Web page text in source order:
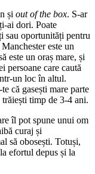
și out of the box. S-ar
ai dori. Poate
sau oportunități pentru
este un
este un oraș mare, și
persoane care caută
un loc în altul.
că gasești mare parte
timp de 3-4 ani.
îl pot spune unui om
curaj și
să obosești. Totuși,
efortul depus și la